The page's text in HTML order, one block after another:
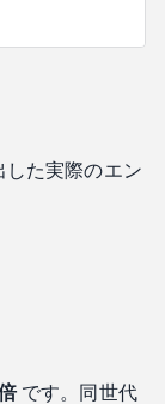
た実際のエン
です。同世代